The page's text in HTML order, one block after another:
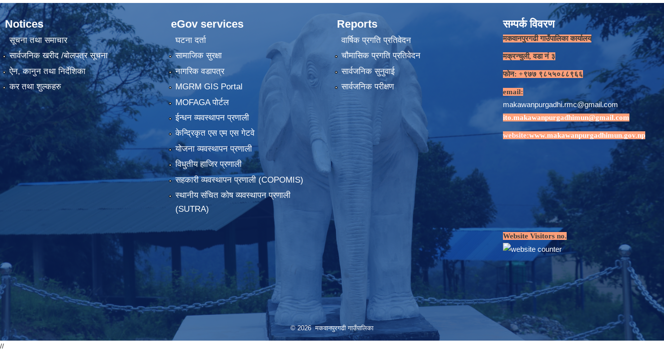
Notices
सूचना तथा समाचार
सार्वजनिक खरीद /बोलपत्र सूचना
ऐन, कानुन तथा निर्देशिका
कर तथा शुल्कहरु
eGov services
घटना दर्ता
सामाजिक सुरक्षा
नागरिक वडापत्र
MGRM GIS Portal
MOFAGA पोर्टल
ईन्धन व्यवस्थापन प्रणाली
केन्द्रिकृत एस एम एस गेटवे
योजना व्यवस्थापन प्रणाली
विधुतीय हाजिर प्रणाली
सहकारी व्यवस्थापन प्रणाली (COPOMIS)
स्थानीय संचित कोष व्यवस्थापन प्रणाली
(SUTRA)
Reports
वार्षिक प्रगति प्रतिवेदन
चौमासिक प्रगति प्रतिवेदन
सार्वजनिक सुनुवाई
सार्वजनिक परीक्षण
सम्पर्क विवरण
मकवानपुरगढी गाउँपालिका कार्यालय
मक्रन्चुली, वडा नं ३
फोन: +९७७ ९८५५०८८९६६
email:
makawanpurgadhi.rmc@gmail.com
ito.makawanpurgadhimun@gmail.com
website:www.makawanpurgadhimun.gov.np
Website Visitors no.
© 2026 मकवानपुरगढी गाउँपालिका
//